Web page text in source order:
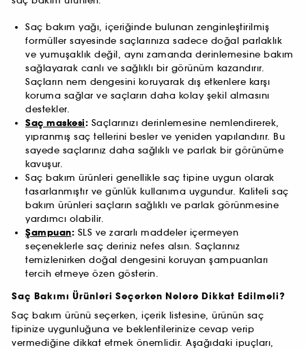
Saç bakım yağı, içeriğinde bulunan zenginleştirilmiş
formüller sayesinde saçlarınıza sadece doğal parlaklık
ve yumuşaklık değil, aynı zamanda derinlemesine bakım
sağlayarak canlı ve sağlıklı bir görünüm kazandırır.
Saçların nem dengesini koruyarak dış etkenlere karşı
koruma sağlar ve saçların daha kolay şekil almasını
destekler.
Saç maskesi: Saçlarınızı derinlemesine nemlendirerek,
yıpranmış saç tellerini besler ve yeniden yapılandırır. Bu
sayede saçlarınız daha sağlıklı ve parlak bir görünüme
kavuşur.
Saç bakım ürünleri genellikle saç tipine uygun olarak
tasarlanmıştır ve günlük kullanıma uygundur. Kaliteli saç
bakım ürünleri saçların sağlıklı ve parlak görünmesine
yardımcı olabilir.
Şampuan: SLS ve zararlı maddeler içermeyen
seçeneklerle saç deriniz nefes alsın. Saçlarınız
temizlenirken doğal dengesini koruyan şampuanları
tercih etmeye özen gösterin.
Saç Bakımı Ürünleri Seçerken Nelere Dikkat Edilmeli?
Saç bakım ürünü seçerken, içerik listesine, ürünün saç
tipinize uygunluğuna ve beklentilerinize cevap verip
vermediğine dikkat etmek önemlidir. Aşağıdaki ipuçları,